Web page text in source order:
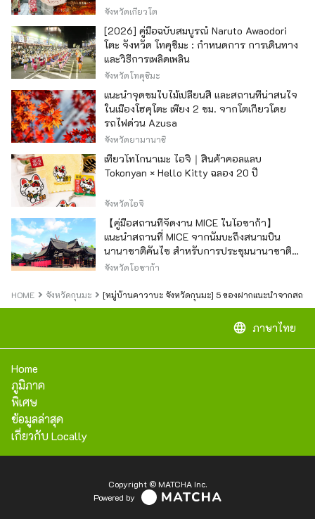
จังหวัดเกียวโต
[2026] คู่มือฉบับสมบูรณ์ Naruto Awaodori
โตะ จังหวัด โทคุชิมะ : กำหนดการ การเดินทาง
และวิธีการเพลิดเพลิน
จังหวัดโทคุชิมะ
แนะนำจุดชมใบไม้เปลี่ยนสี และสถานที่น่าสนใจ
ในเมืองโฮคุโตะ เพียง 2 ชม. จากโตเกียวโดย
รถไฟด่วน Azusa
จังหวัดยามานาชิ
เที่ยวโทโกนาเมะ ไอจิ｜สินค้าคอลแลบ
Tokonyan × Hello Kitty ฉลอง 20 ปี
จังหวัดไอจิ
【คู่มือสถานที่จัดงาน MICE ในโอซาก้า】
แนะนำสถานที่ MICE จากนัมบะถึงสนามบิน
นานาชาติคันไซ สำหรับการประชุมนานาชาติ
และกิจกรรมองค์กร
จังหวัดโอซาก้า
HOME จังหวัดกุนมะ [หมู่บ้านคาวาบะ จังหวัดกุนมะ] 5 ของฝากแนะนำจากสถา
language ภาษาไทย
Home
ภูมิภาค
พิเศษ
ข้อมูลล่าสุด
เกี่ยวกับ Locally
Copyright © MATCHA Inc.
Powered by